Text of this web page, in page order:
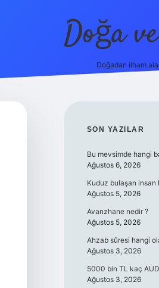
Doğa
Doğadan ilham
SON YAZILAR
Bu mevsimde hangi
Ağustos 6, 2026
Kuduz bulaşan insan
Ağustos 5, 2026
Avarızhane nedir ?
Ağustos 5, 2026
Ahzab sûresi hangi
Ağustos 3, 2026
5000 bin TL kaç
Ağustos 3, 2026